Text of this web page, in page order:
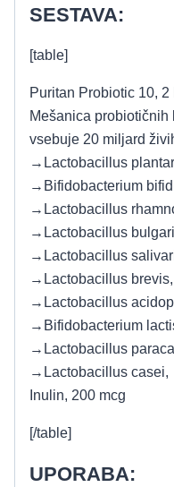
SESTAVA:
[table]
Puritan Probiotic 10, 2
Mešanica probiotičnih
vsebuje 20 miljard
→Lactobacillus
→Bifidobacterium
→Lactobacillus
→Lactobacillus
→Lactobacillus
→Lactobacillus brevis,
→Lactobacillus
→Bifidobacterium
→Lactobacillus
→Lactobacillus casei,
Inulin, 200 mcg
[/table]
UPORABA: